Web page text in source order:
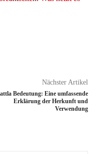
Nächster Artikel
Bedeutung: Eine umfassende
Erklärung der Herkunft und
Verwendung